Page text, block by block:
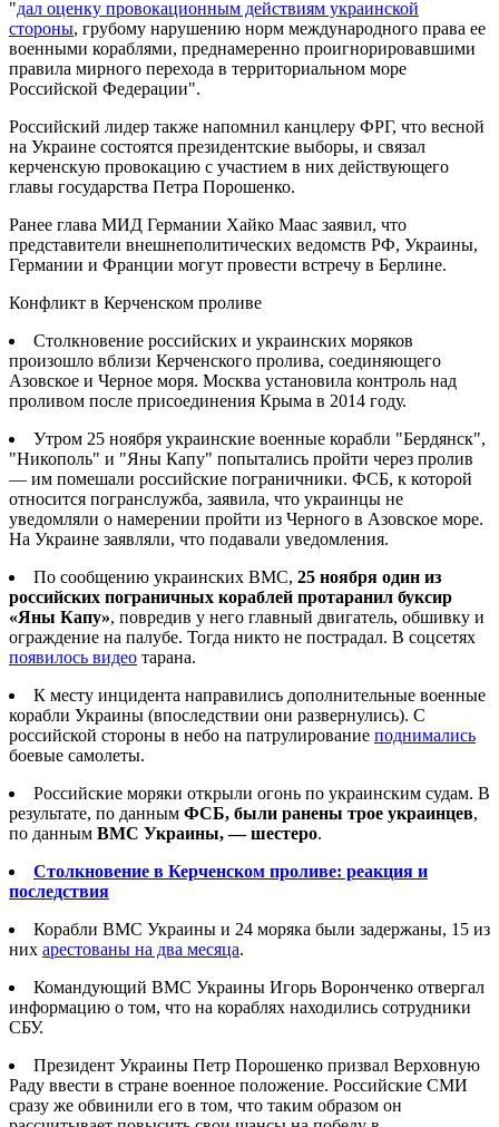
"дал оценку провокационным действиям украинской
стороны, грубому нарушению норм международного права ее
военными кораблями, преднамеренно проигнорировавшими
правила мирного перехода в территориальном море
Российской Федерации".
Российский лидер также напомнил канцлеру ФРГ, что весной
на Украине состоятся президентские выборы, и связал
керченскую провокацию с участием в них действующего
главы государства Петра Порошенко.
Ранее глава МИД Германии Хайко Маас заявил, что
представители внешнеполитических ведомств РФ, Украины,
Германии и Франции могут провести встречу в Берлине.
Конфликт в Керченском проливе
Столкновение российских и украинских моряков
произошло вблизи Керченского пролива, соединяющего
Азовское и Черное моря. Москва установила контроль над
проливом после присоединения Крыма в 2014 году.
Утром 25 ноября украинские военные корабли "Бердянск",
"Никополь" и "Яны Капу" попытались пройти через пролив
— им помешали российские пограничники. ФСБ, к которой
относится погранслужба, заявила, что украинцы не
уведомляли о намерении пройти из Черного в Азовское море.
На Украине заявляли, что подавали уведомления.
По сообщению украинских ВМС, 25 ноября один из
российских пограничных кораблей протаранил буксир
«Яны Капу», повредив у него главный двигатель, обшивку и
ограждение на палубе. Тогда никто не пострадал. В соцсетях
появилось видео тарана.
К месту инцидента направились дополнительные военные
корабли Украины (впоследствии они развернулись). С
российской стороны в небо на патрулирование поднимались
боевые самолеты.
Российские моряки открыли огонь по украинским судам. В
результате, по данным ФСБ, были ранены трое украинцев,
по данным ВМС Украины, — шестеро.
Столкновение в Керченском проливе: реакция и
последствия
Корабли ВМС Украины и 24 моряка были задержаны, 15 из
них арестованы на два месяца.
Командующий ВМС Украины Игорь Воронченко отвергал
информацию о том, что на кораблях находились сотрудники
СБУ.
Президент Украины Петр Порошенко призвал Верховную
Раду ввести в стране военное положение. Российские СМИ
сразу же обвинили его в том, что таким образом он